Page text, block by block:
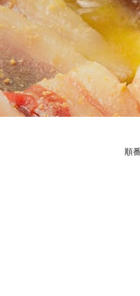
順